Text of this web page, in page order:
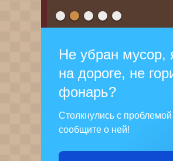
Не убран мусор,
на дороге, не
фонарь?
Столкнулись с
сообщите о ней!